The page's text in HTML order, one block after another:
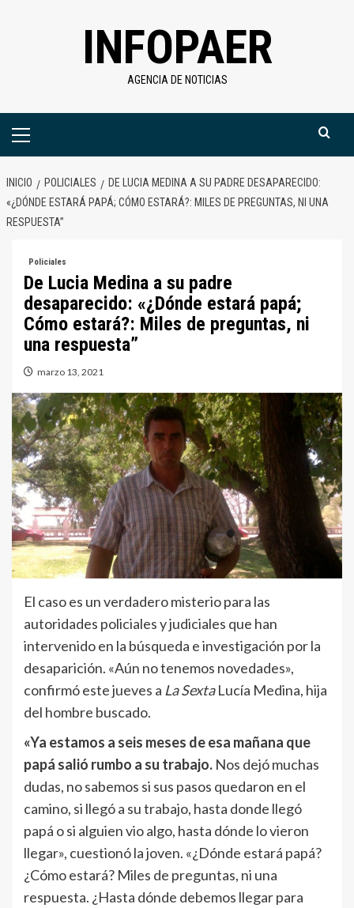
INFOPAER
AGENCIA DE NOTICIAS
Menú
INICIO POLICIALES
DE LUCIA MEDINA A SU PADRE DESAPARECIDO:
«¿DÓNDE ESTARÁ PAPÁ; CÓMO ESTARÁ?: MILES DE PREGUNTAS, NI UNA
RESPUESTA”
Policiales
De Lucia Medina a su padre
desaparecido: «¿Dónde estará papá;
Cómo estará?: Miles de preguntas, ni
una respuesta”
marzo 13, 2021
El caso es un verdadero misterio para las
autoridades policiales y judiciales que han
intervenido en la búsqueda e investigación por la
desaparición. «Aún no tenemos novedades»,
confirmó este jueves a La SextaLucía Medina, hija
del hombre buscado.
«Ya estamos a seis meses de esa mañana que
papá salió rumbo a su trabajo. Nos dejó muchas
dudas, no sabemos si sus pasos quedaron en el
camino, si llegó a su trabajo, hasta donde llegó
papá o si alguien vio algo, hasta dónde lo vieron
llegar», cuestionó la joven. «¿Dónde estará papá?
¿Cómo estará? Miles de preguntas, ni una
respuesta. ¿Hasta dónde debemos llegar para